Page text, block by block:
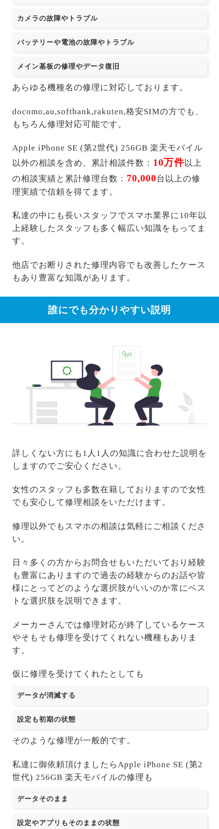
カメラの故障やトラブル
バッテリーや電池の故障やトラブル
メイン基板の修理やデータ復旧
あらゆる機種名の修理に対応しております。
docomo,au,softbank,rakuten,格安SIMの方でも、
もちろん修理対応可能です。
Apple iPhone SE (第2世代) 256GB 楽天モバイル
以外の相談を含め、累計相談件数： 10万件以上
の相談実績と累計修理台数： 70,000台以上の修
理実績で信頼を得てます。
私達の中にも長いスタッフでスマホ業界に10年以
上経験したスタッフも多く幅広い知識をもってま
す。
他店でお断りされた修理内容でも改善したケース
もあり豊富な知識があります。
誰にでも分かりやすい説明
詳しくない方にも1人1人の知識に合わせた説明を
しますのでご安心ください。
女性のスタッフも多数在籍しておりますので女性
でも安心して修理相談をいただけます。
修理以外でもスマホの相談は気軽にご相談くださ
い。
日々多くの方からお問合せもいただいており経験
も豊富にありますので過去の経験からのお話や皆
様にとってどのような選択肢がいいのか常にベス
トな選択肢を説明できます。
メーカーさんでは修理対応が終了しているケース
やそもそも修理を受けてくれない機種もありま
す。
仮に修理を受けてくれたとしても
データが消滅する
設定も初期の状態
そのような修理が一般的です。
私達に御依頼頂けましたらApple iPhone SE (第2
世代) 256GB 楽天モバイルの修理も
データそのまま
設定やアプリもそのままの状態